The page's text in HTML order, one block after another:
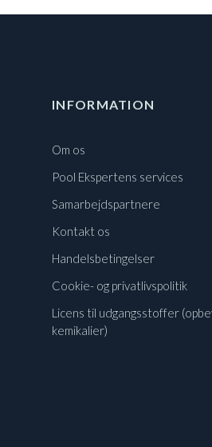
INFORMATION
Om os
Pool Ekspertens services
Samarbejdspartnere
Kontakt os
Handelsbetingelser
Cookie- og privatlivspolitik
Licens til udgangsstoffer
kemikalier)